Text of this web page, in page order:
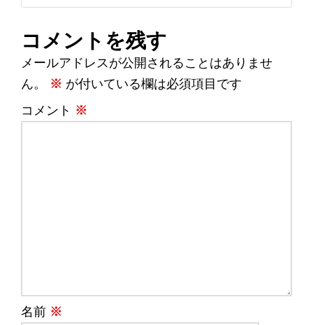
コメントを残す
メールアドレスが公開されることはありませ
ん。
※ が付いている欄は必須項目です
コメント ※
名前 ※